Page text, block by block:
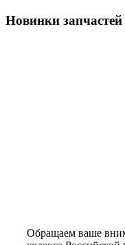
Новинки
Обращаем ваше